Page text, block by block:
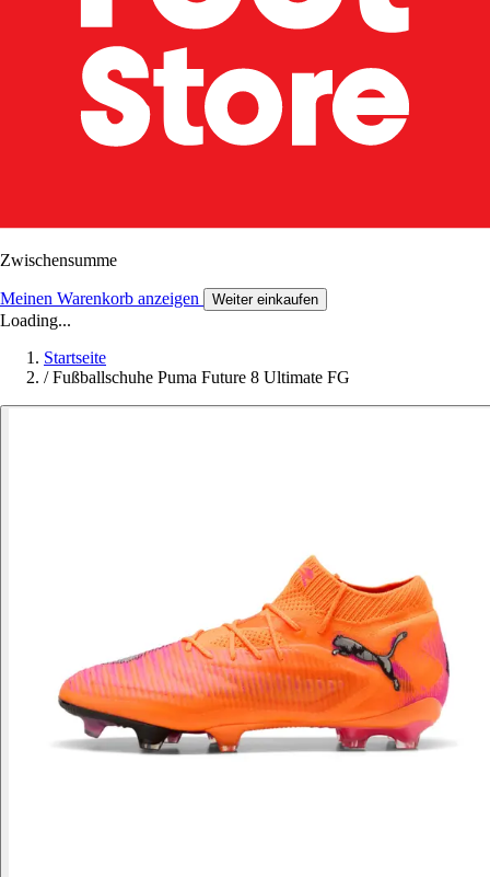
Zwischensumme
Meinen Warenkorb anzeigen Weiter einkaufen
Loading...
Startseite
/ Fußballschuhe Puma Future 8 Ultimate FG